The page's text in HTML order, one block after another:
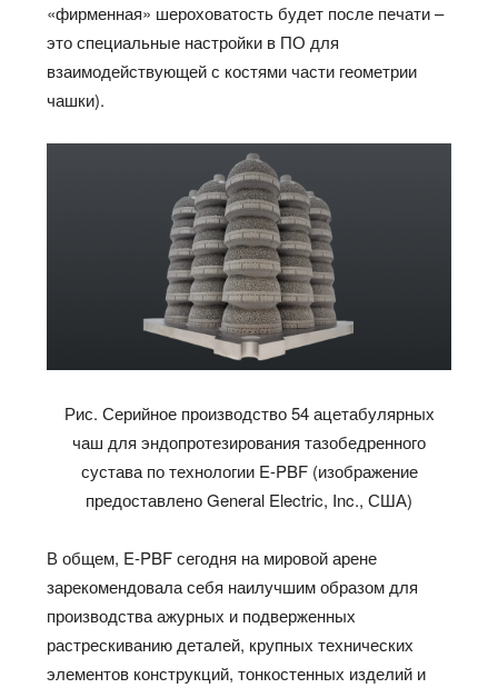
«фирменная» шероховатость будет после печати –
это специальные настройки в ПО для
взаимодействующей с костями части геометрии
чашки).
Рис. Серийное производство 54 ацетабулярных
чаш для эндопротезирования тазобедренного
сустава по технологии E-PBF (изображение
предоставлено General Electric, Inc., США)
В общем, E-PBF сегодня на мировой арене
зарекомендовала себя наилучшим образом для
производства ажурных и подверженных
растрескиванию деталей, крупных технических
элементов конструкций, тонкостенных изделий и